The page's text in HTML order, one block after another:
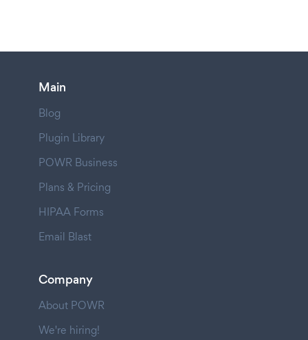
Main
Blog
Plugin Library
POWR Business
Plans & Pricing
HIPAA Forms
Email Blast
Company
About POWR
We're hiring!